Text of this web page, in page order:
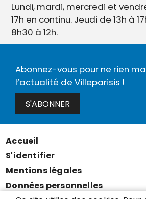
Lundi, mardi, mercredi et
17h en continu. Jeudi de 13h à
8h30 à 12h.
Abonnez-vous pour ne rien
l’actualité de Villeparisis !
S'ABONNER
Menu
Pied
de
page
Accueil
S'identifier
Mentions légales
Données personnelles